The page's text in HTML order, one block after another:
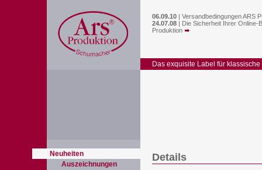
06.09.10 | Versandbedingungen ARS
24.07.08 | Die Sicherheit Ihrer Online-
Produktion
Das exquisite Label für klassische
Neuheiten
Auszeichnungen
Details